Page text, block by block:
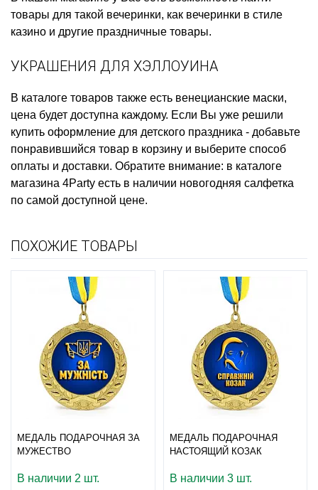
товары для такой вечеринки, как вечеринки в стиле
казино и другие праздничные товары.
УКРАШЕНИЯ ДЛЯ ХЭЛЛОУИНА
В каталоге товаров также есть венецианские маски,
цена будет доступна каждому. Если Вы уже решили
купить оформление для детского праздника - добавьте
понравившийся товар в корзину и выберите способ
оплаты и доставки. Обратите внимание: в каталоге
магазина 4Party есть в наличии новогодняя салфетка
по самой доступной цене.
ПОХОЖИЕ ТОВАРЫ
МЕДАЛЬ ПОДАРОЧНАЯ ЗА
МУЖЕСТВО
В наличии 2 шт.
МЕДАЛЬ ПОДАРОЧНАЯ
НАСТОЯЩИЙ КОЗАК
В наличии 3 шт.